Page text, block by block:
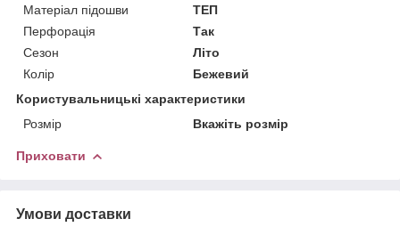
Матеріал підошви
ТЕП
Перфорація
Так
Сезон
Літо
Колір
Бежевий
Користувальницькі характеристики
Розмір
Вкажіть розмір
Приховати
Умови доставки